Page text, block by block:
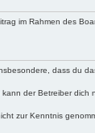
im Rahmen des
dass du
der Betreiber dich
zur Kenntnis